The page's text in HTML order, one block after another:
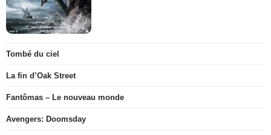
Tombé du ciel
La fin d’Oak Street
Fantômas – Le nouveau monde
Avengers: Doomsday